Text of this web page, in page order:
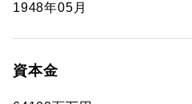
1948年05月
資本金